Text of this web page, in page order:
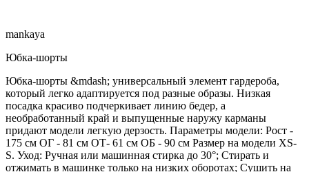
mankaya
Юбка-шорты
Юбка-шорты &mdash; универсальный элемент гардероба,
который легко адаптируется под разные образы. Низкая
посадка красиво подчеркивает линию бедер, а
необработанный край и выпущенные наружу карманы
придают модели легкую дерзость. Параметры модели: Рост -
175 см ОГ - 81 см ОТ- 61 см ОБ - 90 см Размер на модели XS-
S. Уход: Ручная или машинная стирка до 30°; Стирать и
отжимать в машинке только на низких оборотах; Сушить на